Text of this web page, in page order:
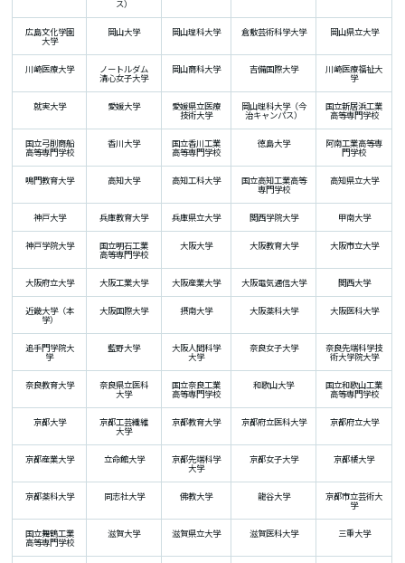
ス）
広島文化学園
大学
岡山大学 岡山理科大学 倉敷芸術科学大学 岡山県立大学
川崎医療大学 ノートルダム
清心女子大学
岡山商科大学 吉備国際大学 川崎医療福祉大
学
就実大学 愛媛大学 愛媛県立医療
技術大学
岡山理科大学（今
治キャンパス）
国立新居浜工業
高等専門学校
国立弓削商船
高等専門学校
香川大学 国立香川工業
高等専門学校
徳島大学 阿南工業高等専
門学校
鳴門教育大学 高知大学 高知工科大学 国立高知工業高等
専門学校
高知県立大学
神戸大学 兵庫教育大学 兵庫県立大学 関西学院大学 甲南大学
神戸学院大学 国立明石工業
高等専門学校
大阪大学 大阪教育大学 大阪市立大学
大阪府立大学 大阪工業大学 大阪産業大学 大阪電気通信大学 関西大学
近畿大学（本
学）
大阪国際大学 摂南大学 大阪薬科大学 大阪医科大学
追手門学院大
学
藍野大学 大阪人間科学
大学
奈良女子大学 奈良先端科学技
術大学院大学
奈良教育大学 奈良県立医科
大学
国立奈良工業
高等専門学校
和歌山大学 国立和歌山工業
高等専門学校
京都大学 京都工芸繊維
大学
京都教育大学 京都府立医科大学 京都府立大学
京都産業大学 立命館大学 京都先端科学
大学
京都女子大学 京都橘大学
京都薬科大学 同志社大学 佛教大学 龍谷大学 京都市立芸術大
学
国立舞鶴工業
高等専門学校
滋賀大学 滋賀県立大学 滋賀医科大学 三重大学